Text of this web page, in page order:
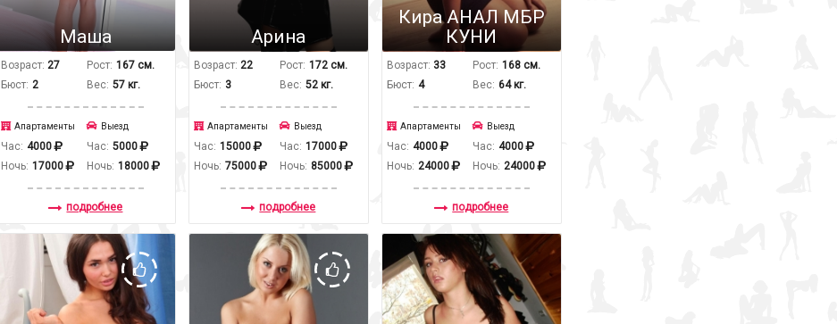
Маша
Возраст: 27
Бюст: 2
Рост: 167 см.
Вес: 57 кг.
Апартаменты
Час: 4000
Ночь: 17000
Выезд
Час: 5000
Ночь: 18000
подробнее
Арина
Возраст: 22
Бюст: 3
Рост: 172 см.
Вес: 52 кг.
Апартаменты
Час: 15000
Ночь: 75000
Выезд
Час: 17000
Ночь: 85000
подробнее
Кира АНАЛ МБР
КУНИ
Возраст: 33
Бюст: 4
Рост: 168 см.
Вес: 64 кг.
Апартаменты
Час: 4000
Ночь: 24000
Выезд
Час: 4000
Ночь: 24000
подробнее